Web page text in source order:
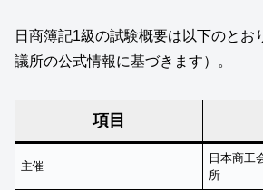
日商簿記1級の試験概要は以下のとお
議所の公式情報に基づきます）。
項目
主催
日本商工
所